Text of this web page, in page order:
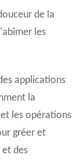
de la
les
applications
la
les opérations
gréer et
et des